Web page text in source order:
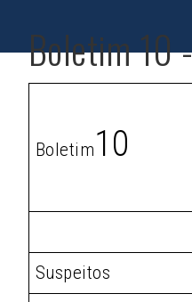
Boletim 10
Boletim10
Suspeitos